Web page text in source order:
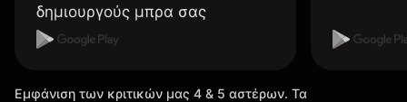
δημιουργούς μπρα σας
Εμφάνιση των κριτικών μας 4 & 5 αστέρων. Τα